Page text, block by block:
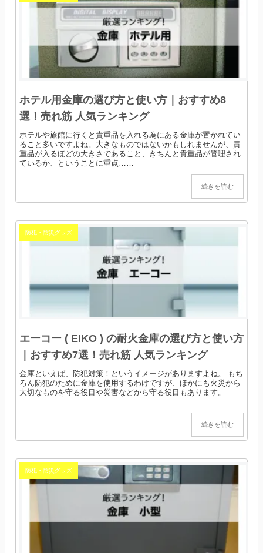
ホテル用金庫の選び方と使い方｜おすすめ8
選！売れ筋 人気ランキング
ホテルや旅館に行くと貴重品を入れる為にある金庫が置かれてい
ること多いですよね。大きなものではないかもしれませんが、貴
重品が入るほどの大きさであること、きちんと貴重品が管理され
ているか、ということに重点……
続きを読む
防犯・防災グッズ
エーコー ( EIKO ) の耐火金庫の選び方と使い方
｜おすすめ7選！売れ筋 人気ランキング
金庫といえば、防犯対策！というイメージがありますよね。 もち
ろん防犯のために金庫を使用するわけですが、ほかにも火災から
大切なものを守る役目や災害などから守る役目もあります。
続きを読む
防犯・防災グッズ